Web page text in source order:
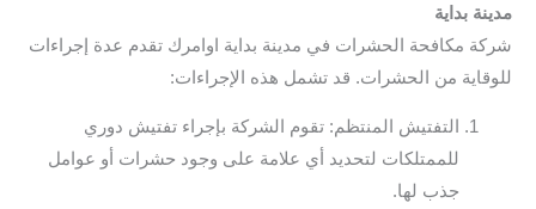
مدينة بداية
شركة مكافحة الحشرات في مدينة بداية اوامرك تقدم عدة إجراءات
للوقاية من الحشرات. قد تشمل هذه الإجراءات:
التفتيش المنتظم: تقوم الشركة بإجراء تفتيش دوري
للممتلكات لتحديد أي علامة على وجود حشرات أو عوامل
جذب لها.